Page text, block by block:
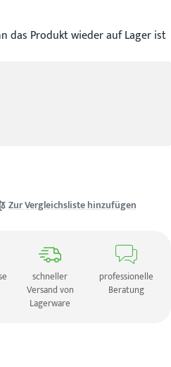
das Produkt wieder auf Lager ist
Zur Vergleichsliste hinzufügen
schneller
Versand von
Lagerware
professionelle
Beratung